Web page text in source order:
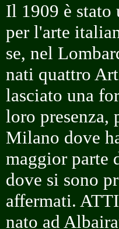
Il 1909 è stato
per l'arte
se, nel
nati quattro
lasciato una
loro presenza,
Milano dove
maggior parte
dove si sono
affermati.
nato ad